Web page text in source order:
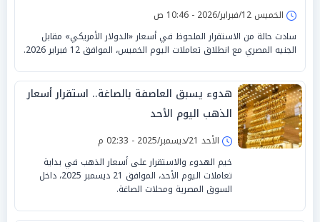
الخميس 12/فبراير/2026 - 10:46 ص
سادت حالة من الاستقرار الملحوظ في أسعار «الدولار الأمريكي» مقابل
الجنيه المصري مع انطلاق تعاملات اليوم الخميس، الموافق 12 فبراير 2026.
هدوء يسبق العاصفة بالصاغة.. استقرار أسعار
الذهب اليوم الأحد
الأحد 21/ديسمبر/2025 - 02:33 م
خيم الهدوء والاستقرار على أسعار الذهب في بداية
تعاملات اليوم الأحد، الموافق 21 ديسمبر 2025، داخل
السوق المصرية ومحلات الصاغة.